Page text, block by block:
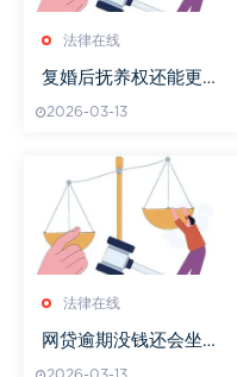
法律在线
复婚后抚养权还能更改
2026-03-13
法律在线
网贷逾期没钱还会坐牢